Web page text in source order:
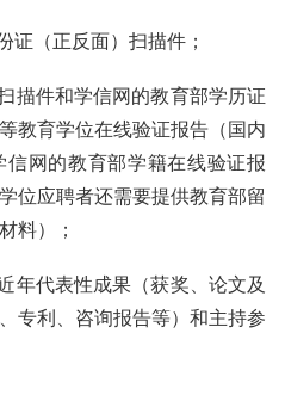
证（正反面）扫描件；
描件和学信网的教育部学历证
教育学位在线验证报告（国内
网的教育部学籍在线验证报
位应聘者还需要提供教育部留
料）；
年代表性成果（获奖、论文及
专利、咨询报告等）和主持参